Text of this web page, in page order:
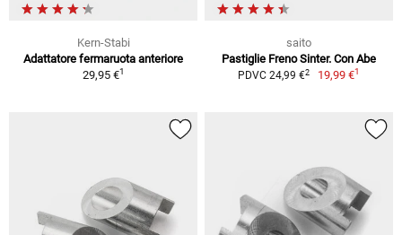
Kern-Stabi
Adattatore fermaruota anteriore
29,95 €1
saito
Pastiglie Freno Sinter. Con Abe
PDVC 24,99 €2 19,99 €1